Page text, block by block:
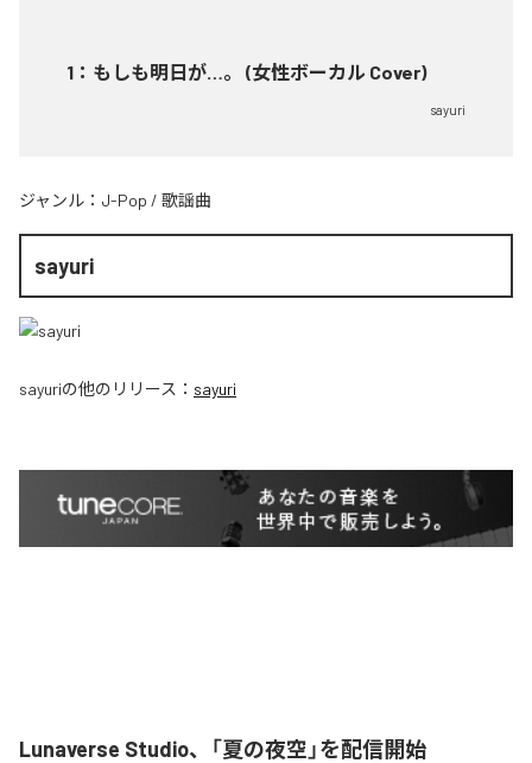
1 ： もしも明日が…。 (女性ボーカル Cover)
sayuri
ジャンル： J-Pop / 歌謡曲
sayuri
sayuriの他のリリース： sayuri
Lunaverse Studio、「夏の夜空」を配信開始